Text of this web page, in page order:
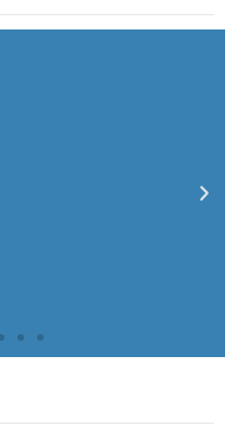
свою жизнь?